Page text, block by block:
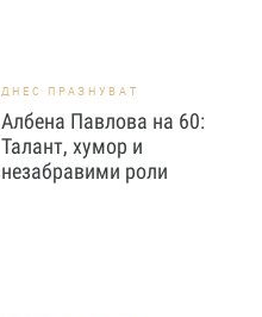
ДНЕС ПРАЗНУВАТ
Албена Павлова на 60:
Талант, хумор и
незабравими роли